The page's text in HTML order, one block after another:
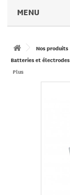
MENU
Nos produits
Batteries et électrodes
Plus